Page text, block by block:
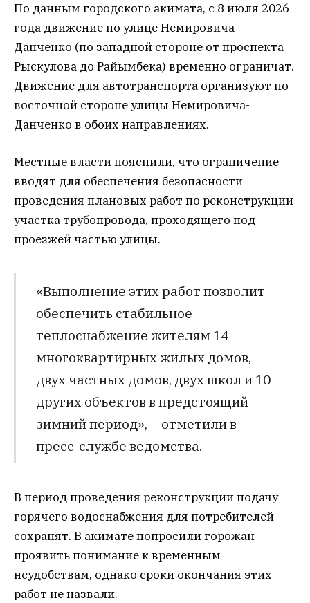
По данным городского акимата, с 8 июля 2026
года движение по улице Немировича-
Данченко (по западной стороне от проспекта
Рыскулова до Райымбека) временно ограничат.
Движение для автотранспорта организуют по
восточной стороне улицы Немировича-
Данченко в обоих направлениях.
Местные власти пояснили, что ограничение
вводят для обеспечения безопасности
проведения плановых работ по реконструкции
участка трубопровода, проходящего под
проезжей частью улицы.
«Выполнение этих работ позволит
обеспечить стабильное
теплоснабжение жителям 14
многоквартирных жилых домов,
двух частных домов, двух школ и 10
других объектов в предстоящий
зимний период», – отметили в
пресс-службе ведомства.
В период проведения реконструкции подачу
горячего водоснабжения для потребителей
сохранят. В акимате попросили горожан
проявить понимание к временным
неудобствам, однако сроки окончания этих
работ не назвали.